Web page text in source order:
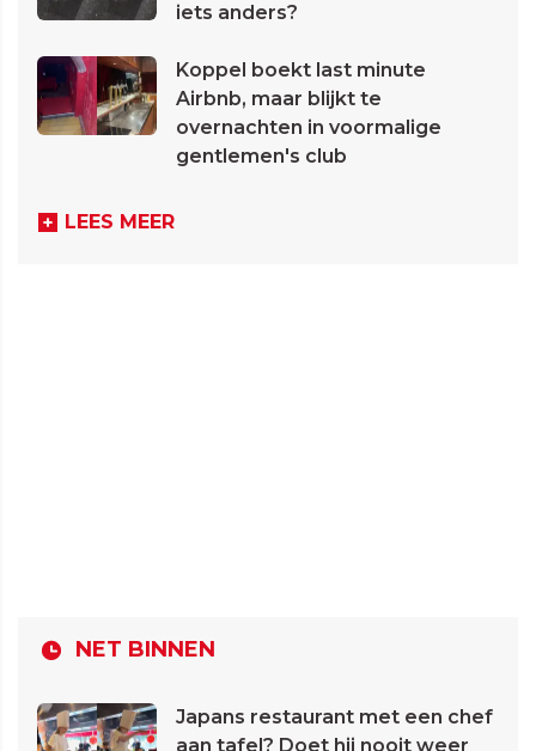
iets anders?
Koppel boekt last minute
Airbnb, maar blijkt te
overnachten in voormalige
gentlemen's club
LEES MEER
NET BINNEN
Japans restaurant met een chef
aan tafel? Doet hij nooit weer